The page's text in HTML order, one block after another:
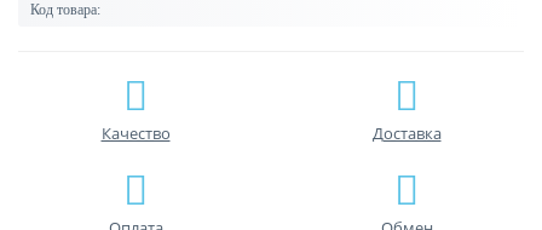
Код товара:
Качество Доставка